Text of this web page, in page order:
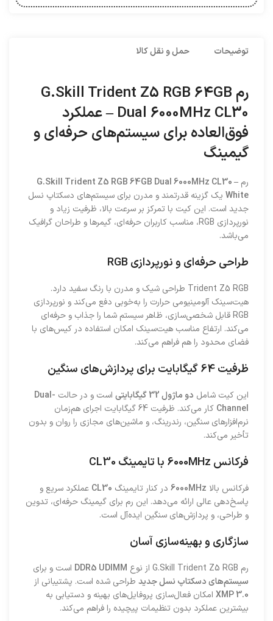
توضیحات حمل و نقل کالا
رم G.Skill Trident Z5 RGB 64GB
Dual 6000MHz CL30 – عملکرد
فوق‌العاده برای سیستم‌های حرفه‌ای و
گیمینگ
رم G.Skill Trident Z5 RGB 64GB Dual 6000MHz CL30 –
White یک گزینه قدرتمند و مدرن برای سیستم‌های دسکتاپ نسل
جدید است. این کیت با تمرکز بر سرعت بالا، ظرفیت زیاد و
نورپردازی RGB، مناسب کاربران حرفه‌ای، گیمرها و طراحان گرافیک
می‌باشد.
طراحی حرفه‌ای و نورپردازی RGB
Trident Z5 RGB طراحی شیک و مدرن با رنگ سفید دارد.
هیت‌سینک آلومینیومی حرارت را به‌خوبی دفع می‌کند و نورپردازی
RGB قابل شخصی‌سازی، ظاهر سیستم شما را جذاب و حرفه‌ای
می‌کند. ارتفاع مناسب هیت‌سینک امکان استفاده در کیس‌های با
فضای محدود را هم فراهم می‌کند.
ظرفیت 64 گیگابایت برای پردازش‌های سنگین
این کیت شامل دو ماژول 32 گیگابایتی است و در حالت Dual-
Channel
کار می‌کند. ظرفیت 64 گیگابایت اجرای هم‌زمان
نرم‌افزارهای سنگین، رندرینگ، و ماشین‌های مجازی را روان و بدون
تأخیر می‌کند.
فرکانس 6000MHz با تایمینگ CL30
فرکانس بالا 6000MHz در کنار تایمینگ CL30 عملکرد سریع و
پاسخ‌دهی عالی ارائه می‌دهد. این رم برای گیمینگ حرفه‌ای، تدوین
و طراحی، و پردازش‌های سنگین ایده‌آل است.
سازگاری و بهینه‌سازی آسان
رم G.Skill Trident Z5 RGB از نوع DDR5 UDIMM است و برای
سیستم‌های دسکتاپ نسل جدید طراحی شده است. پشتیبانی از
XMP 3.0 امکان فعال‌سازی پروفایل‌های بهینه و دستیابی به
بیشترین عملکرد بدون تنظیمات پیچیده را فراهم می‌کند.